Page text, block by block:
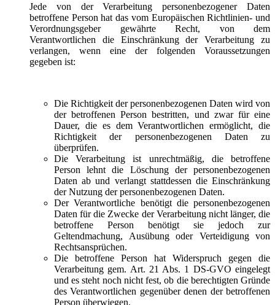
Jede von der Verarbeitung personenbezogener Daten
betroffene Person hat das vom Europäischen Richtlinien- und
Verordnungsgeber gewährte Recht, von dem
Verantwortlichen die Einschränkung der Verarbeitung zu
verlangen, wenn eine der folgenden Voraussetzungen
gegeben ist:
Die Richtigkeit der personenbezogenen Daten wird von
der betroffenen Person bestritten, und zwar für eine
Dauer, die es dem Verantwortlichen ermöglicht, die
Richtigkeit der personenbezogenen Daten zu
überprüfen.
Die Verarbeitung ist unrechtmäßig, die betroffene
Person lehnt die Löschung der personenbezogenen
Daten ab und verlangt stattdessen die Einschränkung
der Nutzung der personenbezogenen Daten.
Der Verantwortliche benötigt die personenbezogenen
Daten für die Zwecke der Verarbeitung nicht länger, die
betroffene Person benötigt sie jedoch zur
Geltendmachung, Ausübung oder Verteidigung von
Rechtsansprüchen.
Die betroffene Person hat Widerspruch gegen die
Verarbeitung gem. Art. 21 Abs. 1 DS-GVO eingelegt
und es steht noch nicht fest, ob die berechtigten Gründe
des Verantwortlichen gegenüber denen der betroffenen
Person überwiegen.